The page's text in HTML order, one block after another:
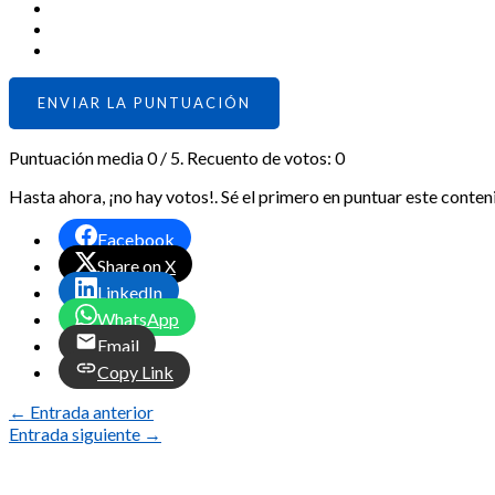
ENVIAR LA PUNTUACIÓN
Puntuación media0/ 5. Recuento de votos: 0
Hasta ahora, ¡no hay votos!. Sé el primero en puntuar este
Facebook
Share on X
LinkedIn
WhatsApp
Email
Copy Link
← Entrada anterior
Entrada siguiente →